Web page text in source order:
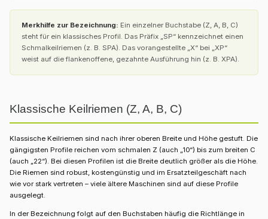
Merkhilfe zur Bezeichnung: Ein einzelner Buchstabe (Z, A, B, C)
steht für ein klassisches Profil. Das Präfix „SP“ kennzeichnet einen
Schmalkeilriemen (z. B. SPA). Das vorangestellte „X“ bei „XP“
weist auf die flankenoffene, gezahnte Ausführung hin (z. B. XPA).
Klassische Keilriemen (Z, A, B, C)
Klassische Keilriemen sind nach ihrer oberen Breite und Höhe gestuft. Die
gängigsten Profile reichen vom schmalen Z (auch „10“) bis zum breiten C
(auch „22“). Bei diesen Profilen ist die Breite deutlich größer als die Höhe.
Die Riemen sind robust, kostengünstig und im Ersatzteilgeschäft nach
wie vor stark vertreten – viele ältere Maschinen sind auf diese Profile
ausgelegt.
In der Bezeichnung folgt auf den Buchstaben häufig die Richtlänge in